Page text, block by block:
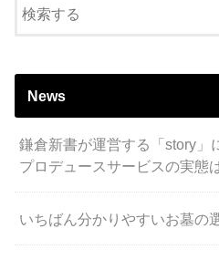
News
鎌倉新書が運営する「story」
プロデュースサービスの実態
いちばん分かりやすいお墓の